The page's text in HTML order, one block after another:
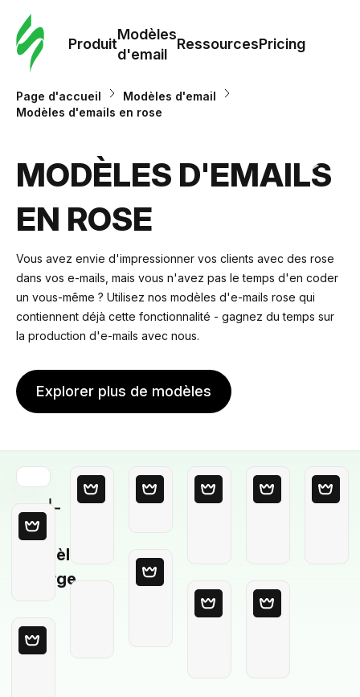
Produit
Modèles
d'email
RessourcesPricing
Page d'accueil
Modèles d'email
Modèles d'emails en rose
MODÈLES D'EMAILS
EN ROSE
Vous avez envie d'impressionner vos clients avec des rose
dans vos e-mails, mais vous n'avez pas le temps d'en coder
un vous-même ? Utilisez nos modèles d'e-mails rose qui
contiennent déjà cette fonctionnalité - gagnez du temps sur
la production d'e-mails avec nous.
Explorer plus de modèles
Modèle
Vierge